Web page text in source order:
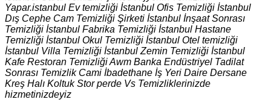
Yapar.istanbul Ev temizliği İstanbul Ofis Temizliği İstanbul
Dış Cephe Cam Temizliği Şirketi İstanbul İnşaat Sonrası
Temizliği İstanbul Fabrika Temizliği İstanbul Hastane
Temizliği İstanbul Okul Temizliği İstanbul Otel temizliği
İstanbul Villa Temizliği İstanbul Zemin Temizliği İstanbul
Kafe Restoran Temizliği Awm Banka Endüstriyel Tadilat
Sonrası Temizlik Cami İbadethane İş Yeri Daire Dersane
Kreş Halı Koltuk Stor perde Vs Temizliklerinizde
hizmetinizdeyiz